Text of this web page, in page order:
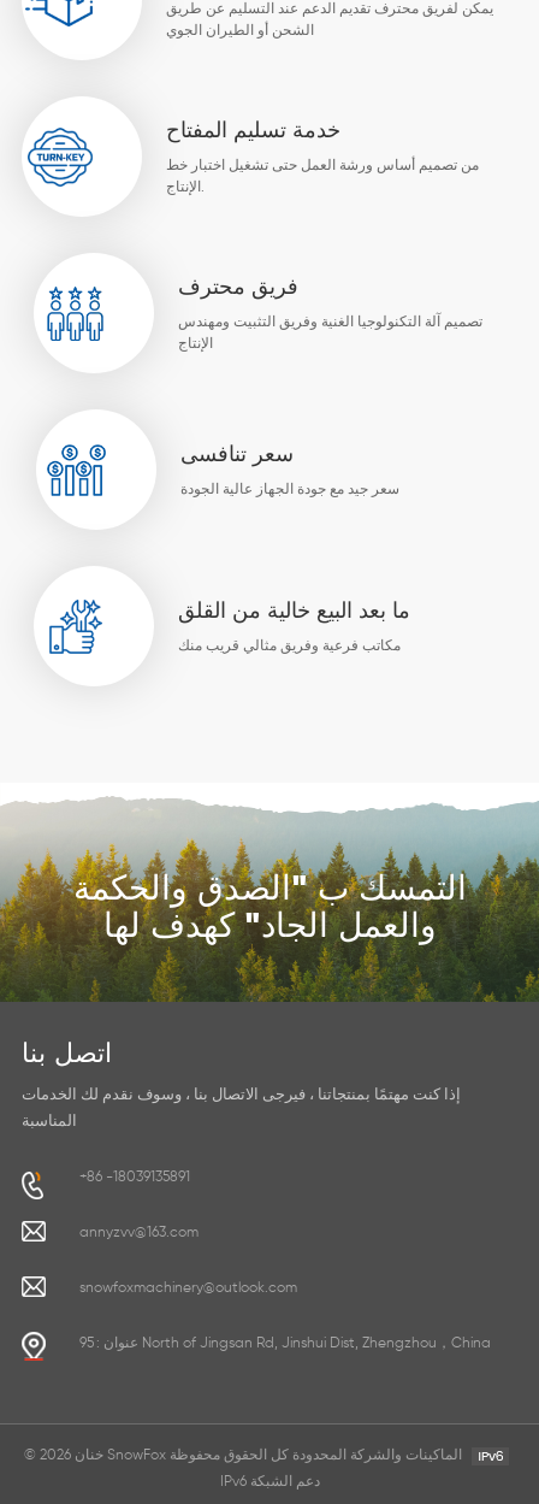
يمكن لفريق محترف تقديم الدعم عند التسليم عن طريق
الشحن أو الطيران الجوي
خدمة تسليم المفتاح
من تصميم أساس ورشة العمل حتى تشغيل اختبار خط
الإنتاج.
فريق محترف
تصميم آلة التكنولوجيا الغنية وفريق التثبيت ومهندس
الإنتاج
سعر تنافسى
سعر جيد مع جودة الجهاز عالية الجودة
ما بعد البيع خالية من القلق
مكاتب فرعية وفريق مثالي قريب منك
التمسك ب "الصدق والحكمة
والعمل الجاد" كهدف لها
اتصل بنا
إذا كنت مهتمًا بمنتجاتنا ، فيرجى الاتصال بنا ، وسوف نقدم لك الخدمات
المناسبة
+86 -18039135891
annyzvv@163.com
snowfoxmachinery@outlook.com
عنوان : 95 North of Jingsan Rd, Jinshui Dist, Zhengzhou，China
IPv6 دعم الشبكة